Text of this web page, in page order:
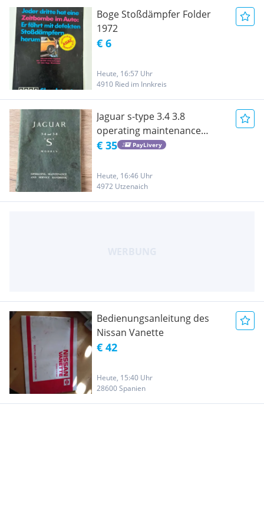
Boge Stoßdämpfer Folder
1972
€ 6
Heute, 16:57 Uhr
4910 Ried im Innkreis
Jaguar s-type 3.4 3.8
operating maintenance
service handbook
€ 35 PayLivery
Heute, 16:46 Uhr
4972 Utzenaich
Bedienungsanleitung des
Nissan Vanette
€ 42
Heute, 15:40 Uhr
28600 Spanien